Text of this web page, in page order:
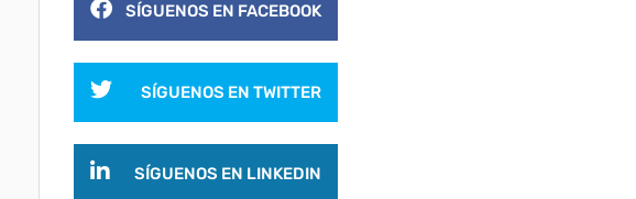
SÍGUENOS EN FACEBOOK
SÍGUENOS EN TWITTER
SÍGUENOS EN LINKEDIN